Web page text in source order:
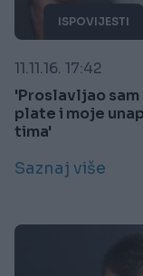
ISPOVIJESTI
11.11.16. 17:42
'Proslavljao
plate i moje
tima'
Saznaj više